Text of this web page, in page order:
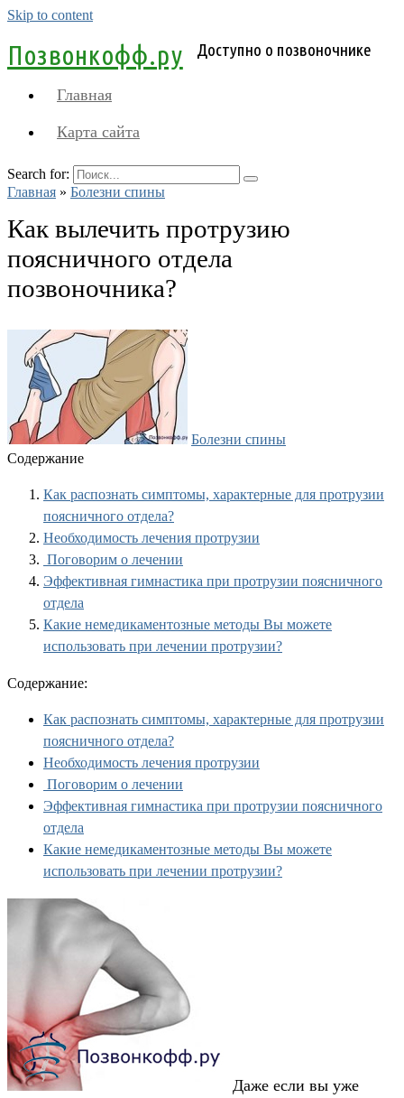
Skip to content
Позвонкофф.ру Доступно о позвоночнике
Главная
Карта сайта
Search for:
Главная » Болезни спины
Как вылечить протрузию
поясничного отдела
позвоночника?
Болезни спины
Содержание
Как распознать симптомы, характерные для протрузии
поясничного отдела?
Необходимость лечения протрузии
Поговорим о лечении
Эффективная гимнастика при протрузии поясничного
отдела
Какие немедикаментозные методы Вы можете
использовать при лечении протрузии?
Содержание:
Как распознать симптомы, характерные для протрузии
поясничного отдела?
Необходимость лечения протрузии
Поговорим о лечении
Эффективная гимнастика при протрузии поясничного
отдела
Какие немедикаментозные методы Вы можете
использовать при лечении протрузии?
Даже если вы уже